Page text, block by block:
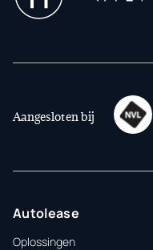
Aangesloten bij
Autolease
Oplossingen